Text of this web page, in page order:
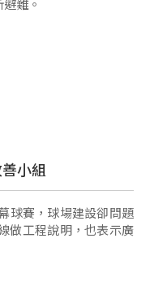
小組
球賽，球場建設卻問題
做工程說明，也表示廣